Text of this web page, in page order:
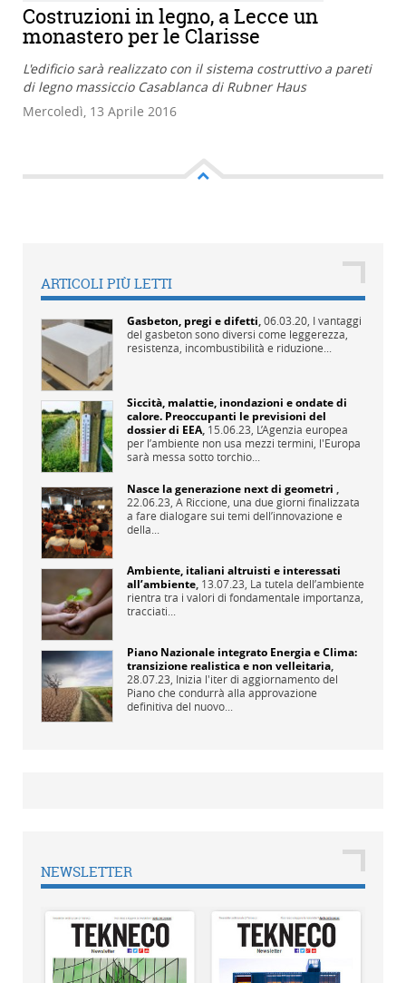
Costruzioni in legno, a Lecce un
monastero per le Clarisse
L'edificio sarà realizzato con il sistema costruttivo a pareti
di legno massiccio Casablanca di Rubner Haus
Mercoledì, 13 Aprile 2016
ARTICOLI PIÙ LETTI
Gasbeton, pregi e difetti,06.03.20, I vantaggi
del gasbeton sono diversi come leggerezza,
resistenza, incombustibilità e riduzione...
Siccità, malattie, inondazioni e ondate di
calore. Preoccupanti le previsioni del
dossier di EEA, 15.06.23, L’Agenzia europea
per l’ambiente non usa mezzi termini, l'Europa
sarà messa sotto torchio...
Nasce la generazione next di geometri ,
22.06.23, A Riccione, una due giorni finalizzata
a fare dialogare sui temi dell’innovazione e
della...
Ambiente, italiani altruisti e interessati
all’ambiente, 13.07.23, La tutela dell’ambiente
rientra tra i valori di fondamentale importanza,
tracciati...
Piano Nazionale integrato Energia e Clima:
transizione realistica e non velleitaria,
28.07.23, Inizia l'iter di aggiornamento del
Piano che condurrà alla approvazione
definitiva del nuovo...
NEWSLETTER